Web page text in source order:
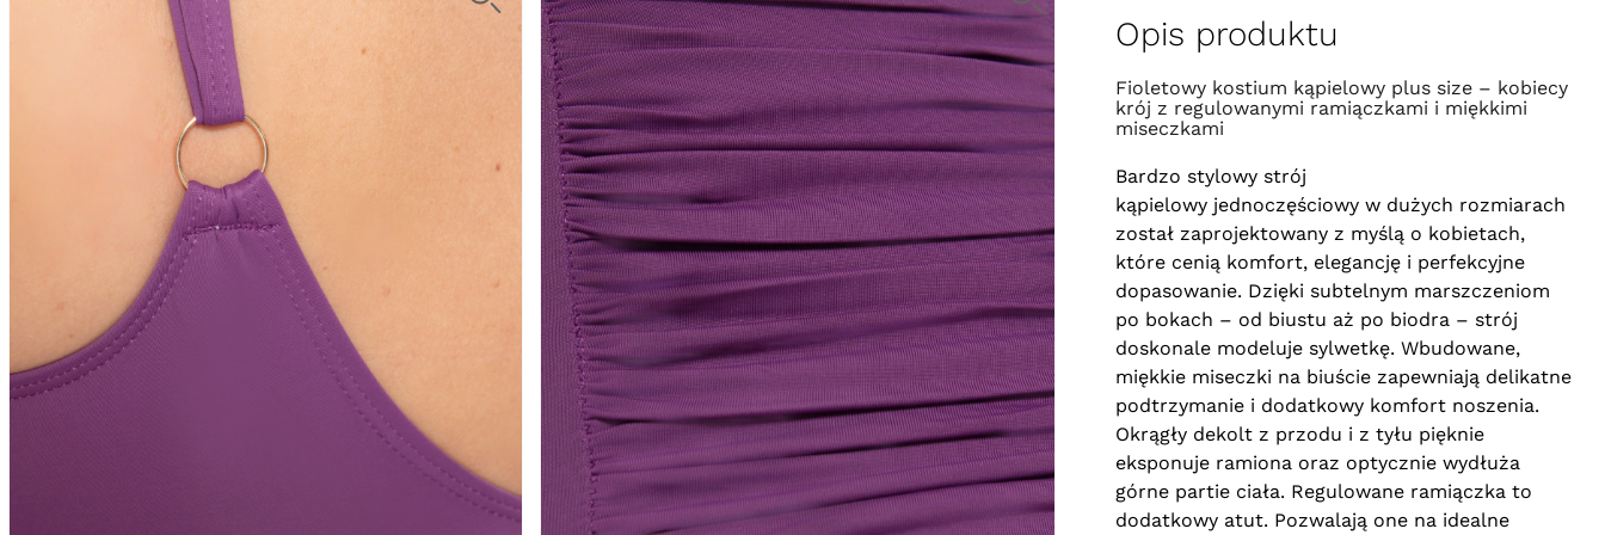
Opis produktu
Fioletowy kostium kąpielowy plus size – kobiecy
krój z regulowanymi ramiączkami i miękkimi
miseczkami
Bardzo stylowy strój
kąpielowy jednoczęściowyw dużych rozmiarach
został zaprojektowany z myślą o kobietach,
które cenią komfort, elegancję i perfekcyjne
dopasowanie. Dzięki subtelnym marszczeniom
po bokach – od biustu aż po biodra – strój
doskonale modeluje sylwetkę. Wbudowane,
miękkie miseczki na biuście zapewniają delikatne
podtrzymanie i dodatkowy komfort noszenia.
Okrągły dekolt z przodu i z tyłu pięknie
eksponuje ramiona oraz optycznie wydłuża
górne partie ciała. Regulowane ramiączka to
dodatkowy atut. Pozwalają one na idealne